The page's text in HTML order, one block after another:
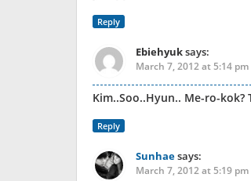
Reply
Ebiehyuksays:
March 7, 2012 at 5:14 pm
Kim..Soo..Hyun.. Me-ro-kok?
Reply
Sunhaesays:
March 7, 2012 at 5:19 pm